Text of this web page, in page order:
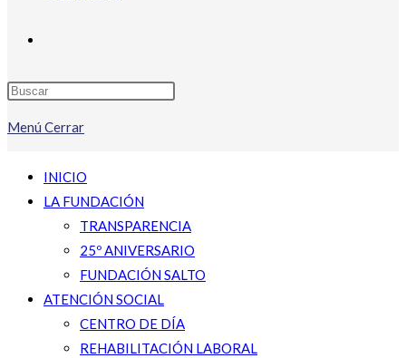
Menú Cerrar
INICIO
LA FUNDACIÓN
TRANSPARENCIA
25º ANIVERSARIO
FUNDACIÓN SALTO
ATENCIÓN SOCIAL
CENTRO DE DÍA
REHABILITACIÓN LABORAL